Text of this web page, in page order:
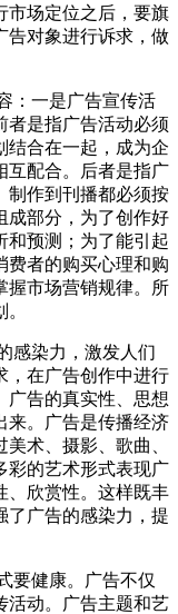
市场定位之后，要旗
告对象进行诉求，做
：一是广告宣传活
者是指广告活动必须
结合在一起，成为企
互配合。后者是指广
制作到刊播都必须按
成部分，为了创作好
和预测；为了能引起
费者的购买心理和购
握市场营销规律。所
感染力，激发人们
，在广告创作中进行
广告的真实性、思想
来。广告是传播经济
术、摄影、歌曲、
彩的艺术形式表现广
、欣赏性。这样既丰
了广告的感染力，提
要健康。广告不仅
活动。广告主题和艺